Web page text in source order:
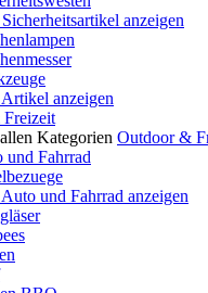
anzeigen
anzeigen
Kategorien Outdoor &
und Fahrrad
und Fahrrad anzeigen